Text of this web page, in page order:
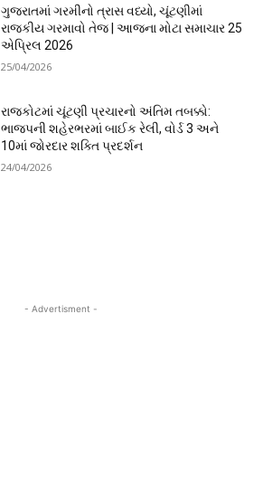
ગુજરાતમાં ગરમીનો ત્રાસ વધ્યો, ચૂંટણીમાં
રાજકીય ગરમાવો તેજ | આજના મોટા સમાચાર 25
એપ્રિલ 2026
25/04/2026
રાજકોટમાં ચૂંટણી પ્રચારનો અંતિમ તબક્કો:
ભાજપની શહેરભરમાં બાઈક રેલી, વોર્ડ 3 અને
10માં જોરદાર શક્તિ પ્રદર્શન
24/04/2026
- Advertisment -